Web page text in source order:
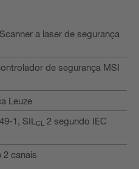
a laser de segurança
de segurança MSI
Leuze
1, SIL CL 2 segundo IEC
2 canais